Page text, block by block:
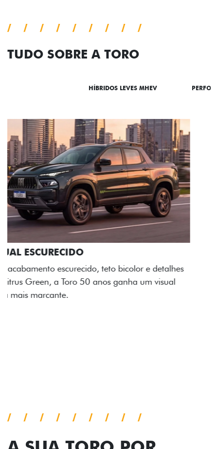
TUDO SOBRE A TORO
HÍBRIDOS LEVES MHEV
ADESIVOS ESTILIZADOS
Os adesivos aplicados no capô e nas laterais
reforçam a identidade única dessa edição para lá de
comemorativa.
TODOS OS ÂNGULOS